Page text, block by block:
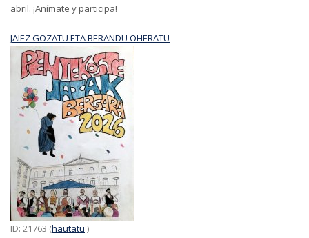
abril. ¡Anímate y participa!
JAIEZ GOZATU ETA BERANDU OHERATU
ID: 21763 (hautatu )